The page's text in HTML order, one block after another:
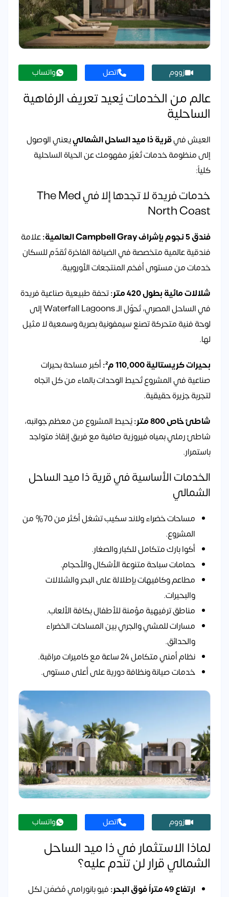
زووم اتصل واتساب
عالم من الخدمات يُعيد تعريف الرفاهية
الساحلية
العيش فيقرية ذا ميد الساحل الشمالييعني الوصول
إلى منظومة خدمات تُغيّر مفهومك عن الحياة الساحلية
كلياً:
خدمات فريدة لا تجدها إلا في The Med
North Coast
فندق 5 نجوم بإشراف Campbell Gray العالمية:
علامة
فندقية عالمية متخصصة في الضيافة الفاخرة تُقدّم للسكان
خدمات من مستوى أفخم المنتجعات الأوروبية.
شلالات مائية بطول 420 متر:
تحفة طبيعية صناعية فريدة
في الساحل المصري، تُحوّل الـ Waterfall Lagoons إلى
لوحة فنية متحركة تصنع سيمفونية بصرية وسمعية لا مثيل
لها.
بحيرات كريستالية 110,000 م²:
أكبر مساحة بحيرات
صناعية في المشروع تُحيط الوحدات بالماء من كل اتجاه
لتجربة جزيرة حقيقية.
شاطئ خاص 800 متر:
يُحيط المشروع من معظم جوانبه،
شاطئ رملي بمياه فيروزية صافية مع فريق إنقاذ متواجد
باستمرار.
الخدمات الأساسية في قرية ذا ميد الساحل
الشمالي
مساحات خضراء ولاند سكيب تشغل أكثر من 70% من
المشروع.
أكوا بارك متكامل للكبار والصغار.
حمامات سباحة متنوعة الأشكال والأحجام.
مطاعم وكافيهات بإطلالة على البحر والشلالات
والبحيرات.
مناطق ترفيهية مؤمنة للأطفال بكافة الألعاب.
مسارات للمشي والجري بين المساحات الخضراء
والحدائق.
نظام أمني متكامل 24 ساعة مع كاميرات مراقبة.
خدمات صيانة ونظافة دورية على أعلى مستوى.
زووم اتصل واتساب
لماذا الاستثمار في ذا ميد الساحل
الشمالي قرار لن تندم عليه؟
ارتفاع 49 متراً فوق البحر:
فيو بانورامي مُضمَن لكل